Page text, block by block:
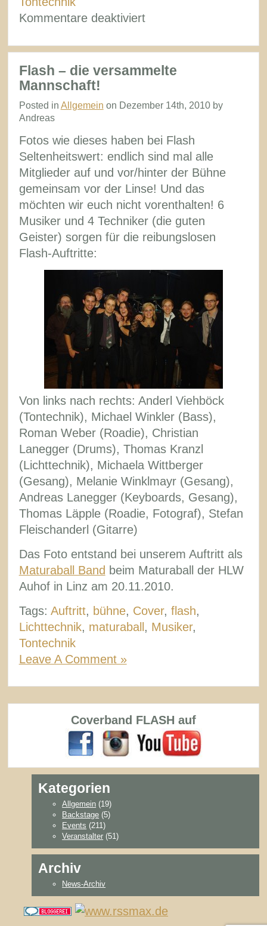
Kommentare deaktiviertfür
organisiert
ihr
Liveband
auf
eurem
Maturaball
Flash – die versammelte
Mannschaft!
Posted in Allgemein on Dezember 14th, 2010 by
Andreas
Fotos wie dieses haben bei Flash
Seltenheitswert: endlich sind mal alle
Mitglieder auf und vor/hinter der Bühne
gemeinsam vor der Linse! Und das
möchten wir euch nicht vorenthalten! 6
Musiker und 4 Techniker (die guten
Geister) sorgen für die reibungslosen
Flash-Auftritte:
Von links nach rechts: Anderl Viehböck
(Tontechnik), Michael Winkler (Bass),
Roman Weber (Roadie), Christian
Lanegger (Drums), Thomas Kranzl
(Lichttechnik), Michaela Wittberger
(Gesang), Melanie Winklmayr (Gesang),
Andreas Lanegger (Keyboards, Gesang),
Thomas Läpple (Roadie, Fotograf), Stefan
Fleischanderl (Gitarre)
Das Foto entstand bei unserem Auftritt als
Maturaball Band beim Maturaball der HLW
Auhof in Linz am 20.11.2010.
Tags: Auftritt, bühne, Cover, flash,
Lichttechnik, maturaball, Musiker,
Tontechnik
Leave A Comment »
Coverband FLASH auf
Kategorien
Allgemein (19)
Backstage (5)
Events (211)
Veranstalter (51)
Archiv
News-Archiv